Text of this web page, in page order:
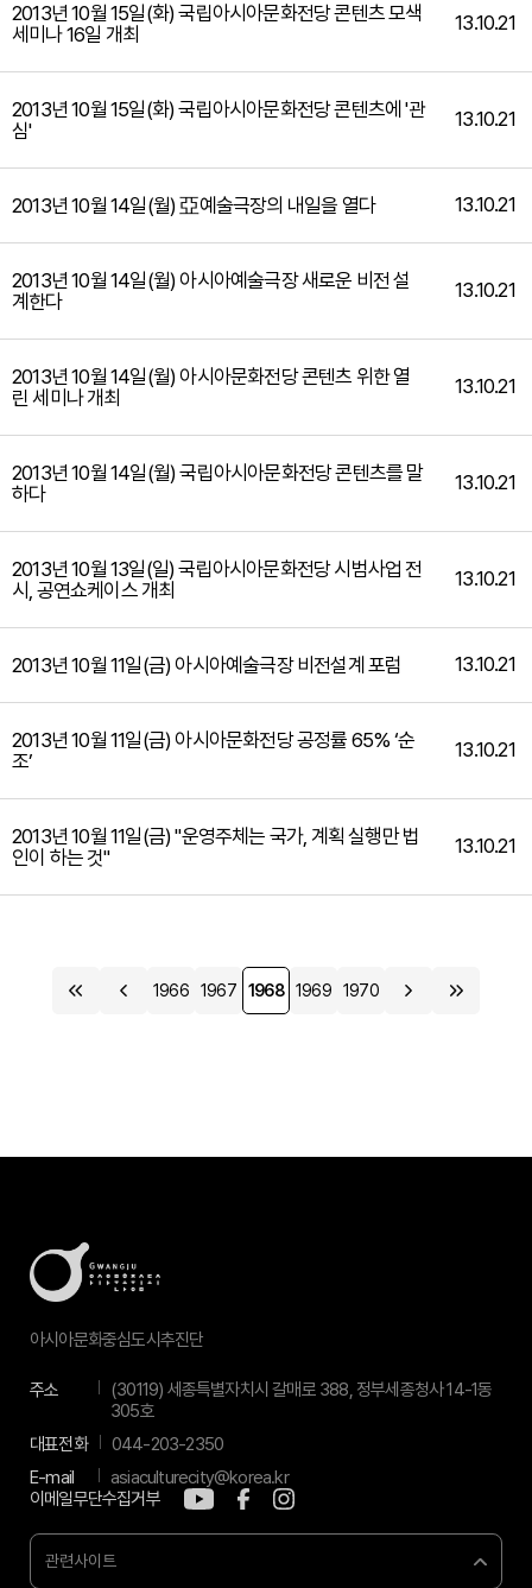
2013년 10월 15일(화) 국립아시아문화전당 콘텐츠 모색
세미나 16일 개최
13.10.21
2013년 10월 15일(화) 국립아시아문화전당 콘텐츠에 '관
심'
13.10.21
2013년 10월 14일(월) 亞예술극장의 내일을 열다 13.10.21
2013년 10월 14일(월) 아시아예술극장 새로운 비전 설
계한다
13.10.21
2013년 10월 14일(월) 아시아문화전당 콘텐츠 위한 열
린 세미나 개최
13.10.21
2013년 10월 14일(월) 국립아시아문화전당 콘텐츠를 말
하다
13.10.21
2013년 10월 13일(일) 국립아시아문화전당 시범사업 전
시, 공연쇼케이스 개최
13.10.21
2013년 10월 11일(금) 아시아예술극장 비전설계 포럼 13.10.21
2013년 10월 11일(금) 아시아문화전당 공정률 65% ‘순
조’
13.10.21
2013년 10월 11일(금) "운영주체는 국가, 계획 실행만 법
인이 하는 것"
13.10.21
1966 1967 1968 1969 1970
아시아문화중심도시추진단
주소
(30119) 세종특별자치시 갈매로 388, 정부세종청사 14-1동
305호
대표전화
044-203-2350
E-mail
asiaculturecity@korea.kr
이메일무단수집거부
관련사이트